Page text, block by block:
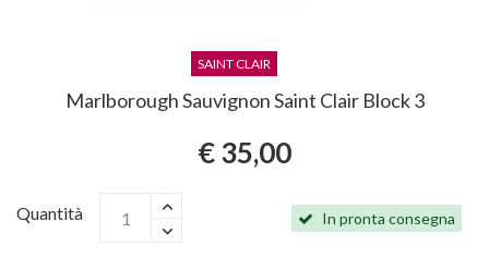
SAINT CLAIR
Marlborough Sauvignon Saint Clair Block 3
€ 35,00
Quantità In pronta consegna